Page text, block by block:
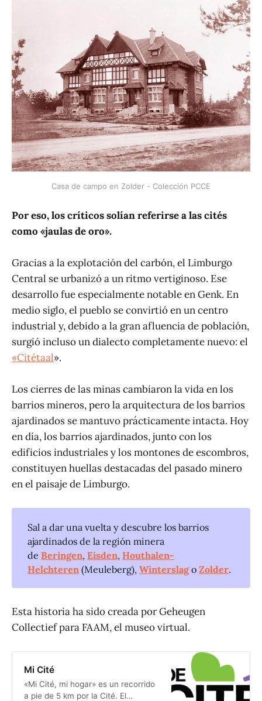
Casa de campo en Zolder - Colección PCCE
Por eso, los críticos solían referirse a las cités
como «jaulas de oro».
Gracias a la explotación del carbón, el Limburgo
Central se urbanizó a un ritmo vertiginoso. Ese
desarrollo fue especialmente notable en Genk. En
medio siglo, el pueblo se convirtió en un centro
industrial y, debido a la gran afluencia de población,
surgió incluso un dialecto completamente nuevo: el
«Citétaal».
Los cierres de las minas cambiaron la vida en los
barrios mineros, pero la arquitectura de los barrios
ajardinados se mantuvo prácticamente intacta. Hoy
en día, los barrios ajardinados, junto con los
edificios industriales y los montones de escombros,
constituyen huellas destacadas del pasado minero
en el paisaje de Limburgo.
Sal a dar una vuelta y descubre los barrios
ajardinados de la región minera
deBeringen,Eisden,Houthalen-
Helchteren (Meuleberg),WinterslagoZolder.
Esta historia ha sido creada por Geheugen
Collectief para FAAM, el museo virtual.
Mi Cité
«Mi Cité, mi hogar» es un recorrido
a pie de 5 km por la Cité. El